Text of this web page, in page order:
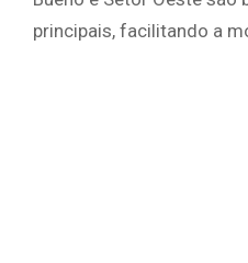
principais, facilitando a